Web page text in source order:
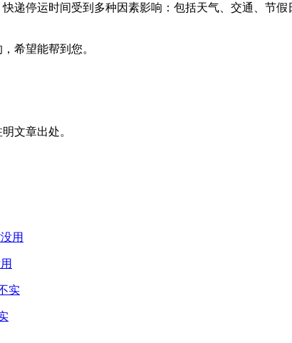
递停运时间受到多种因素影响：包括天气、交通、节
希望能帮到您。
文章出处。